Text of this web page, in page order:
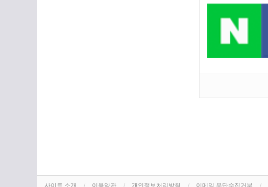
사이트 소개 이용약관 개인정보처리방침 이메일 무단수집거부